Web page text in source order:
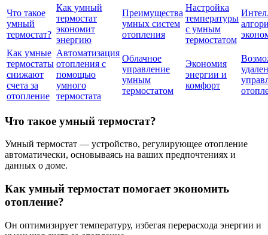
Что такое
умный
термостат?
Как умный
термостат
экономит
энергию
Преимущества
умных систем
отопления
Настройка
температуры
с умным
термостатом
Как умные
термостаты
снижают
счета за
отопление
Автоматизация
отопления с
помощью
умного
термостата
Облачное
управление
умным
термостатом
Экономия
энергии и
комфорт
Что такое умный термостат?
Умный термостат — устройство, регулирующее отопление
автоматически, основываясь на ваших предпочтениях и
данных о доме.
Как умный термостат помогает экономить
отопление?
Он оптимизирует температуру, избегая перерасхода энергии и